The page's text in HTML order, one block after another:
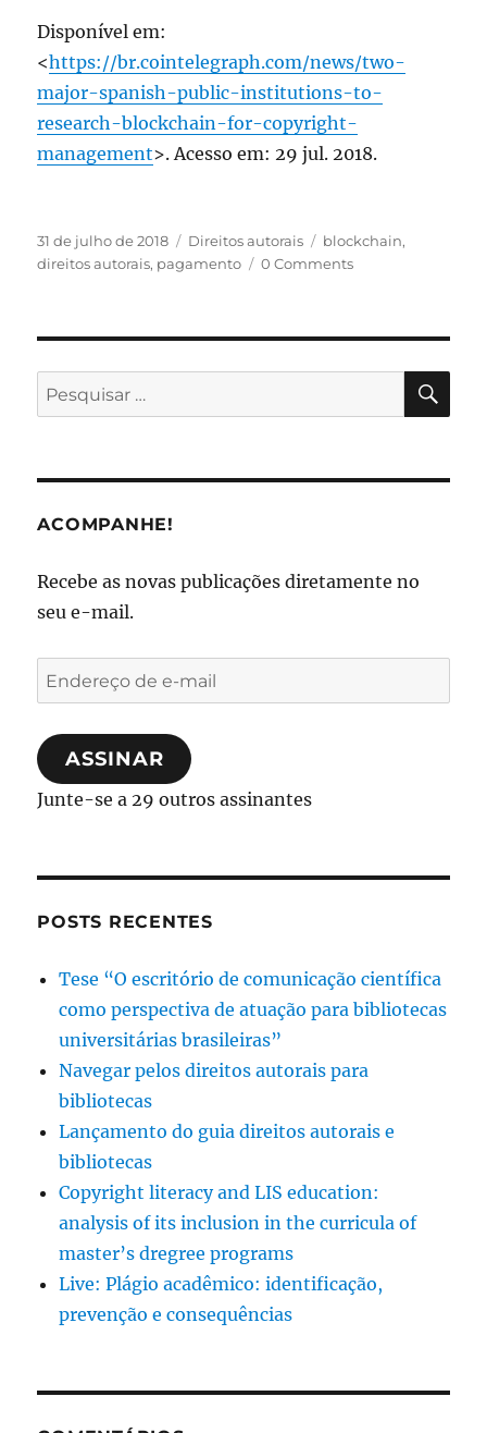
Disponível em:
<https://br.cointelegraph.com/news/two-
major-spanish-public-institutions-to-
research-blockchain-for-copyright-
management>. Acesso em: 29 jul. 2018.
Publicado
em
31 de julho de 2018 Categorias
Direitos autorais Tags
blockchain,
direitos autorais, pagamento 0 Comments
Pesquisar
por:
ACOMPANHE!
Recebe as novas publicações diretamente no
seu e-mail.
Endereço
de
e-
mailASSINAR
Junte-se a 29 outros assinantes
POSTS RECENTES
Tese “O escritório de comunicação científica
como perspectiva de atuação para bibliotecas
universitárias brasileiras”
Navegar pelos direitos autorais para
bibliotecas
Lançamento do guia direitos autorais e
bibliotecas
Copyright literacy and LIS education:
analysis of its inclusion in the curricula of
master’s dregree programs
Live: Plágio acadêmico: identificação,
prevenção e consequências